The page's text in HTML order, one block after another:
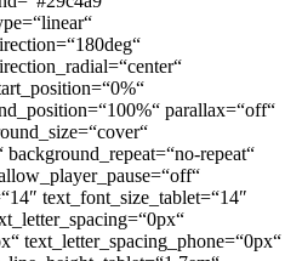
parallax=“off“
repeat“
text_font_size_tablet=“14″
text_letter_spacing_phone=“0px“